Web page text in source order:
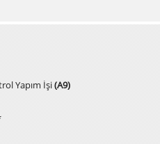
Yapım İşi(A9)